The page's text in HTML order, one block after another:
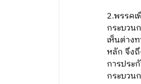
2.พรรค
กระบวน
เห็นต่าง
หลัก จึง
การประ
กระบวน